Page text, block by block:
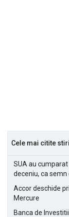
Cele mai citite stiri
SUA au
deceniu, ca semn
Accor deschide
Mercure
Banca de